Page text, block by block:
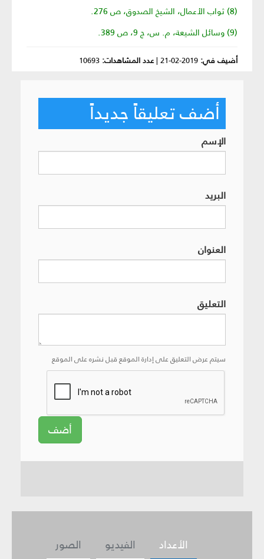
(8) ثواب الأعمال، الشيخ الصدوق، ص 276.
(9) وسائل الشيعة، م. س، ج 9، ص 389.
أضيف في: 2019-02-21
|عدد المشاهدات: 10693
أضف تعليقاً جديداً
الإسم
البريد
العنوان
التعليق
سيتم عرض التعليق على إدارة الموقع قبل نشره على الموقع
أضف
الصور الفيديو الأعداد